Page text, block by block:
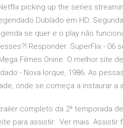
picking up the series
Dublado em HD.
se quer e o play não
Responder. SuperFlix - 06
Filmes Onine. O melhor site
- Nova Iorque, 1986. As
onde se começa a instaurar a
completo da 2ª temporada
para assistir: Ver mais. Assistir